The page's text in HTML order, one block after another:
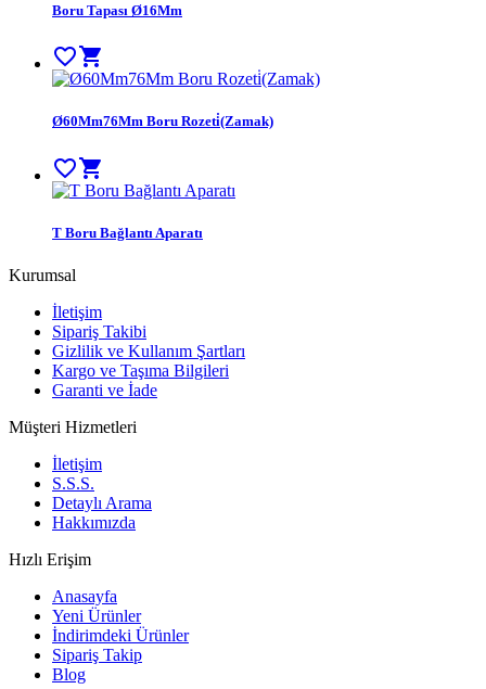
Boru Tapası Ø16Mm
favorite_bordershopping_cart
Ø60Mm76Mm Boru Rozeti̇(Zamak)
favorite_bordershopping_cart
T Boru Bağlantı Aparatı
Kurumsal
İletişim
Sipariş Takibi
Gizlilik ve Kullanım Şartları
Kargo ve Taşıma Bilgileri
Garanti ve İade
Müşteri Hizmetleri
İletişim
S.S.S.
Detaylı Arama
Hakkımızda
Hızlı Erişim
Anasayfa
Yeni Ürünler
İndirimdeki Ürünler
Sipariş Takip
Blog